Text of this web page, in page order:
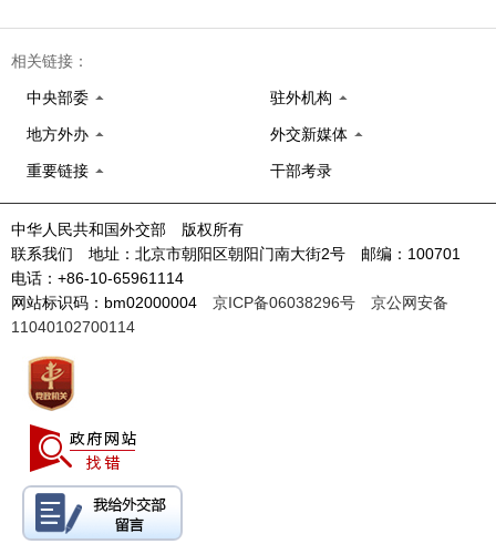
相关链接：
中央部委 驻外机构
地方外办 外交新媒体
重要链接 干部考录
中华人民共和国外交部 版权所有
联系我们 地址：北京市朝阳区朝阳门南大街2号 邮编：100701
电话：+86-10-65961114
网站标识码：bm02000004 京ICP备06038296号
京公网安备
11040102700114